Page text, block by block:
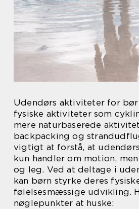
Udendørs aktiviteter for
fysiske aktiviteter som
mere naturbaserede
backpacking og
vigtigt at forstå, at
kun handler om motion,
og leg. Ved at deltage i
kan børn styrke deres
følelsesmæssige udvikling.
nøglepunkter at huske: